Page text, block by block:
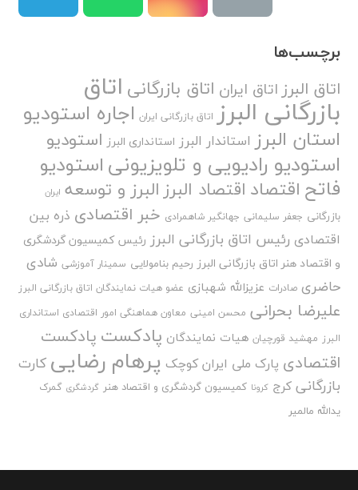
برچسب‌ها
اتاق البرزاتاق ایران اتاق بازرگانی اتاق
بازرگانی البرز اتاق بازرگانی ایران اجاره استودیو
استان البرز استاندار البرز استانداری البرز استودیو
استودیو رادیویی و تلویزیونیاستودیو
فاتح اقتصاد اقتصاد البرزالبرز و توسعه ایران
بازرگانی جعفر سلیمانی جهانگیر شاهمرادی خبر اقتصادی ذره بین
اقتصادی رئیس اتاق بازرگانی البرز رئیس کمیسیون گردشگری
و اقتصاد هنر اتاق بازرگانی البرز رحیم بنامولایی سمینار آموزشی شادی
حاضری صادرات عزیزالله شهبازی عضو هیات نمایندگان اتاق بازرگانی البرز
علیرضا بحرانی محسن امینی معاون هماهنگی امور اقتصادی استانداری
البرز مهشید قورچیان هیات نمایندگان پادکست پادکست
اقتصادی پارک ملی ایران کوچک پرهام رضایی کارت
بازرگانی کرج کرونا کمیسیون گردشگری و اقتصاد هنر گردشگری گمرک
یدالله مالمیر